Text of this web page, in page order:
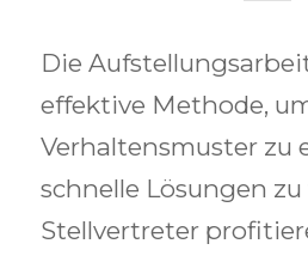
Die
effektive Methode,
Verhaltensmuster zu
schnelle Lösungen
Stellvertreter